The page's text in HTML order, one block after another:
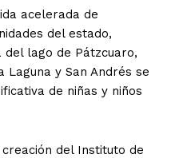
acelerada de
del estado,
lago de Pátzcuaro,
Laguna y San Andrés se
de niñas y niños
del Instituto de